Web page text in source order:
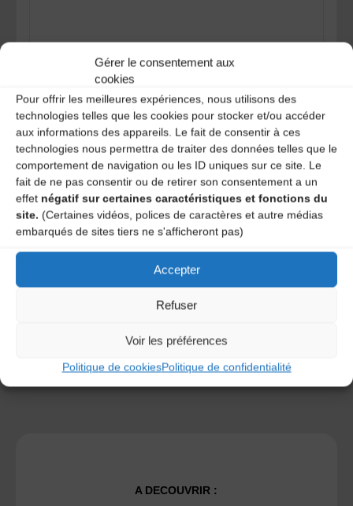
Gérer le consentement aux
cookies
Pour offrir les meilleures expériences, nous utilisons des
technologies telles que les cookies pour stocker et/ou accéder
aux informations des appareils. Le fait de consentir à ces
technologies nous permettra de traiter des données telles que le
comportement de navigation ou les ID uniques sur ce site. Le
fait de ne pas consentir ou de retirer son consentement a un
effet négatif sur certaines caractéristiques et fonctions du
site. (Certaines vidéos, polices de caractères et autre médias
embarqués de sites tiers ne s'afficheront pas)
Accepter
Refuser
Voir les préférences
Politique de cookiesPolitique de confidentialité
Save my name, email, and site URL in my browser for next
time I post a comment.
savoir plus sur la façon dont les données de vos
A DECOUVRIR :